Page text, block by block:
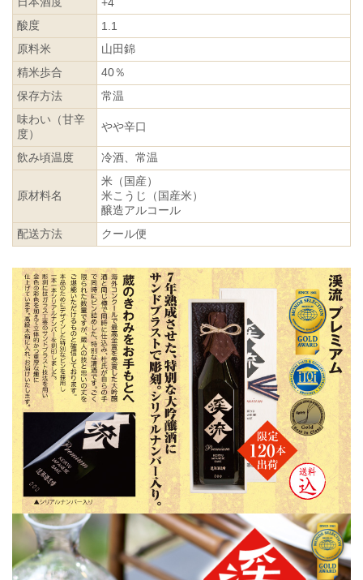
酸度
1.1
原料米
山田錦
精米歩合
40％
保存方法
常温
味わい（甘辛
度）
やや辛口
飲み頃温度 冷酒、常温
原材料名
米（国産）
米こうじ（国産米）
醸造アルコール
配送方法
クール便